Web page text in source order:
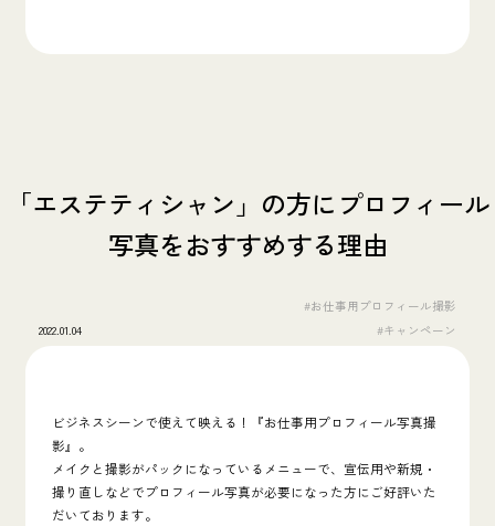
「エステティシャン」の方にプロフィール
写真をおすすめする理由
2022.01.04
#お仕事用プロフィール撮影
#キャンペーン
ビジネスシーンで使えて映える！『お仕事用プロフィール写真撮
影』。
メイクと撮影がパックになっているメニューで、宣伝用や新規・
撮り直しなどでプロフィール写真が必要になった方にご好評いた
だいております。